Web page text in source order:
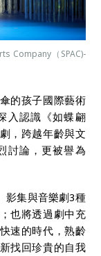
Company（SPAC)-
的孩子國際藝術
入認識《如蝶翩
，跨越年齡與文
討論，更被譽為
影集與音樂劇3種
也將透過劇中充
速的時代，熟齡
找回珍貴的自我